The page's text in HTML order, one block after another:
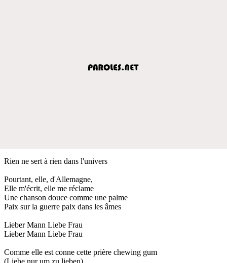
Rien ne sert à rien dans l'univers
Pourtant, elle, d'Allemagne,
Elle m'écrit, elle me réclame
Une chanson douce comme une palme
Paix sur la guerre paix dans les âmes
Lieber Mann Liebe Frau
Lieber Mann Liebe Frau
Comme elle est conne cette prière chewing gum
(Liebe nur um zu lieben)